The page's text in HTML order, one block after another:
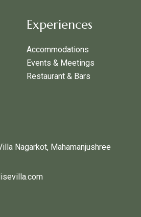
Experiences
Accommodations
Events & Meetings
Restaurant & Bars
Nagarkot, Mahamanjushree